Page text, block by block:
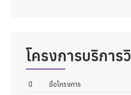
โครงการบริการ
ปี ชื่อโครงการ